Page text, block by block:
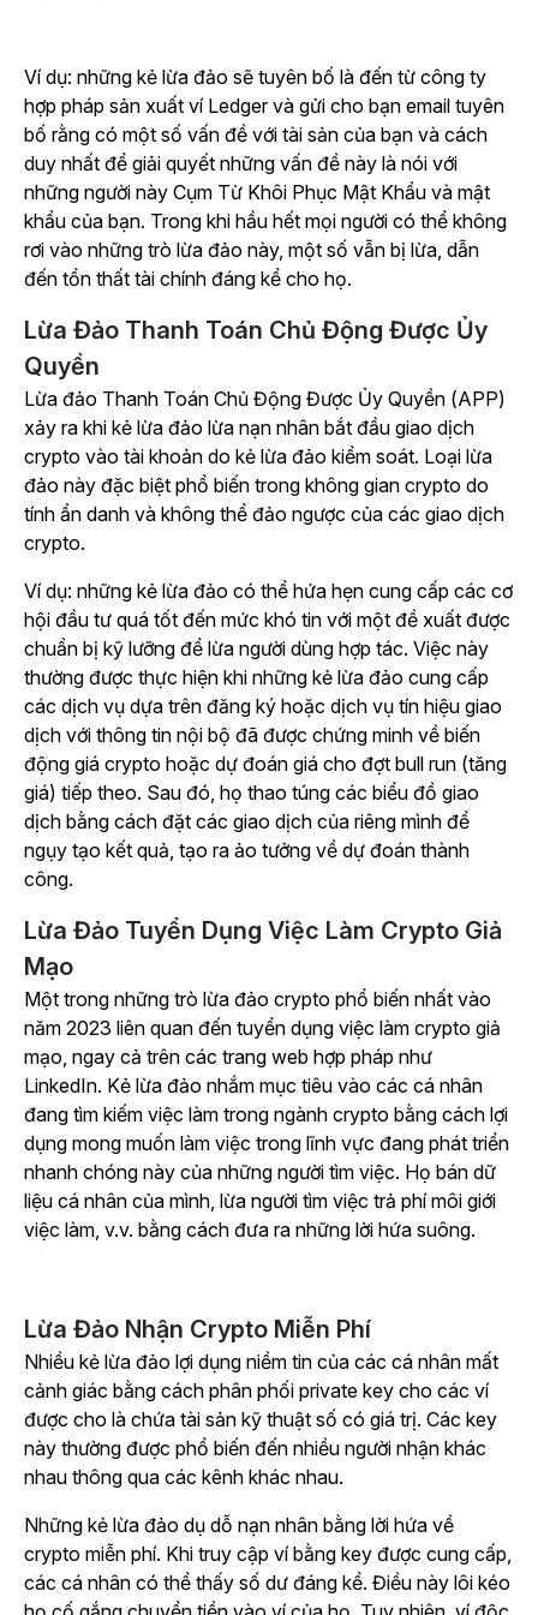
Ví dụ: những kẻ lừa đảo sẽ tuyên bố là đến từ công ty
hợp pháp sản xuất ví Ledger và gửi cho bạn email tuyên
bố rằng có một số vấn đề với tài sản của bạn và cách
duy nhất để giải quyết những vấn đề này là nói với
những người này Cụm Từ Khôi Phục Mật Khẩu và mật
khẩu của bạn. Trong khi hầu hết mọi người có thể không
rơi vào những trò lừa đảo này, một số vẫn bị lừa, dẫn
đến tổn thất tài chính đáng kể cho họ.
Lừa Đảo Thanh Toán Chủ Động Được Ủy
Quyền
Lừa đảo Thanh Toán Chủ Động Được Ủy Quyền (APP)
xảy ra khi kẻ lừa đảo lừa nạn nhân bắt đầu giao dịch
crypto vào tài khoản do kẻ lừa đảo kiểm soát. Loại lừa
đảo này đặc biệt phổ biến trong không gian crypto do
tính ẩn danh và không thể đảo ngược của các giao dịch
crypto.
Ví dụ: những kẻ lừa đảo có thể hứa hẹn cung cấp các cơ
hội đầu tư quá tốt đến mức khó tin với một đề xuất được
chuẩn bị kỹ lưỡng để lừa người dùng hợp tác. Việc này
thường được thực hiện khi những kẻ lừa đảo cung cấp
các dịch vụ dựa trên đăng ký hoặc dịch vụ tín hiệu giao
dịch với thông tin nội bộ đã được chứng minh về biến
động giá crypto hoặc dự đoán giá cho đợt bull run (tăng
giá) tiếp theo. Sau đó, họ thao túng các biểu đồ giao
dịch bằng cách đặt các giao dịch của riêng mình để
ngụy tạo kết quả, tạo ra ảo tưởng về dự đoán thành
công.
Lừa Đảo Tuyển Dụng Việc Làm Crypto Giả
Mạo
Một trong những trò lừa đảo crypto phổ biến nhất vào
năm 2023 liên quan đến tuyển dụng việc làm crypto giả
mạo, ngay cả trên các trang web hợp pháp như
LinkedIn. Kẻ lừa đảo nhắm mục tiêu vào các cá nhân
đang tìm kiếm việc làm trong ngành crypto bằng cách lợi
dụng mong muốn làm việc trong lĩnh vực đang phát triển
nhanh chóng này của những người tìm việc. Họ bán dữ
liệu cá nhân của mình, lừa người tìm việc trả phí môi giới
việc làm, v.v. bằng cách đưa ra những lời hứa suông.
Lừa Đảo Nhận Crypto Miễn Phí
Nhiều kẻ lừa đảo lợi dụng niềm tin của các cá nhân mất
cảnh giác bằng cách phân phối private key cho các ví
được cho là chứa tài sản kỹ thuật số có giá trị. Các key
này thường được phổ biến đến nhiều người nhận khác
nhau thông qua các kênh khác nhau.
Những kẻ lừa đảo dụ dỗ nạn nhân bằng lời hứa về
crypto miễn phí. Khi truy cập ví bằng key được cung cấp,
các cá nhân có thể thấy số dư đáng kể. Điều này lôi kéo